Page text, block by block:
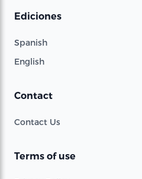
Ediciones
Spanish
English
Contact
Contact Us
Terms of use